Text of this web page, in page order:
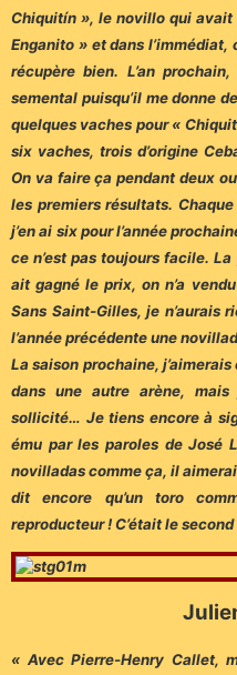
Chiquitín », le novillo qui
Enganito » et dans
récupère bien. L’an
semental puisqu’il me donne
quelques vaches pour «
six vaches, trois d’origine
On va faire ça pendant deux
les premiers résultats.
j’en ai six pour l’année
ce n’est pas toujours facile. La
ait gagné le prix, on n’a
Sans Saint-Gilles, je n’aurais
l’année précédente une
La saison prochaine,
dans une autre arène, mais
sollicité… Je tiens encore à
ému par les paroles de José
novilladas comme ça, il
dit encore qu’un toro
reproducteur ! C’était le
« Avec Pierre-Henry Callet,